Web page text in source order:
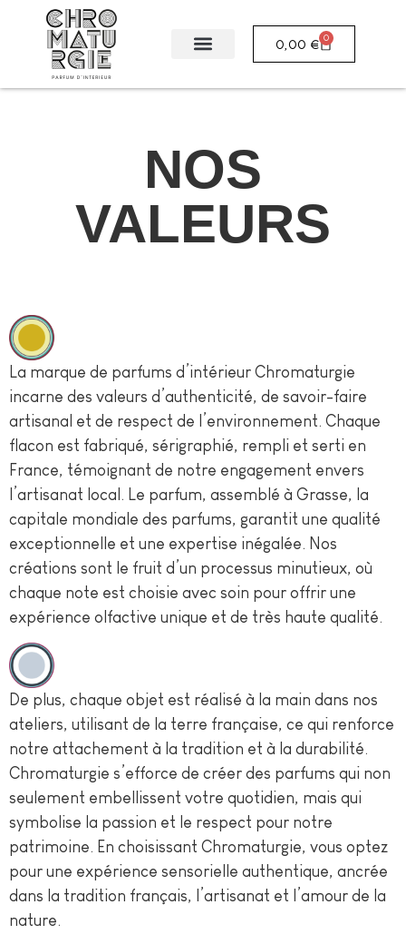
0,00 € 0
NOS
VALEURS
La marque de parfums d’intérieur Chromaturgie
incarne des valeurs d’authenticité, de savoir-faire
artisanal et de respect de l’environnement. Chaque
flacon est fabriqué, sérigraphié, rempli et serti en
France, témoignant de notre engagement envers
l’artisanat local. Le parfum, assemblé à Grasse, la
capitale mondiale des parfums, garantit une qualité
exceptionnelle et une expertise inégalée. Nos
créations sont le fruit d’un processus minutieux, où
chaque note est choisie avec soin pour offrir une
expérience olfactive unique et de très haute qualité.
De plus, chaque objet est réalisé à la main dans nos
ateliers, utilisant de la terre française, ce qui renforce
notre attachement à la tradition et à la durabilité.
Chromaturgie s’efforce de créer des parfums qui non
seulement embellissent votre quotidien, mais qui
symbolise la passion et le respect pour notre
patrimoine. En choisissant Chromaturgie, vous optez
pour une expérience sensorielle authentique, ancrée
dans la tradition français, l’artisanat et l’amour de la
nature.